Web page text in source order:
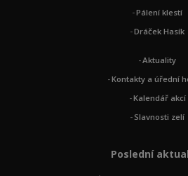
Pálení klestí
Dráček Hasík
Aktuality
Kontakty a úřední
Kalendář akcí
Slavnosti zelí
Poslední